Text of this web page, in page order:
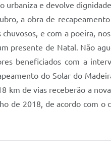
urbaniza e devolve
a obra de
e com a poeira,
presente de Natal. Não
beneficiados com a
do Solar do
km de vias receberão a
de 2018, de acordo com o